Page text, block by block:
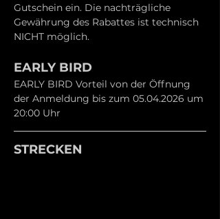
Gutschein ein. Die nachträgliche
Gewährung des Rabattes ist technisch
NICHT möglich.
EARLY BIRD
EARLY BIRD Vorteil von der Öffnung
der Anmeldung bis zum 05.04.2026 um
20:00 Uhr
STRECKEN